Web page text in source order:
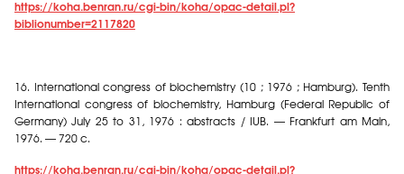
https://koha.benran.ru/cgi-bin/koha/opac-detail.pl?
biblionumber=2117820
16.
International congress of biochemistry (10 ; 1976 ; Hamburg). Tenth
International congress of biochemistry, Hamburg (Federal Republic of
Germany) July 25 to 31, 1976 : abstracts / IUB. — Frankfurt am Main,
1976. — 720 c.
https://koha.benran.ru/cgi-bin/koha/opac-detail.pl?